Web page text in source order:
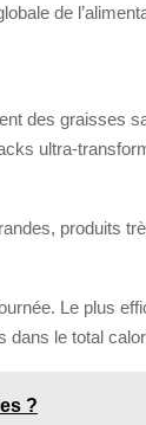
de
des graisses
ultra-
produits
Le plus
dans le total
?